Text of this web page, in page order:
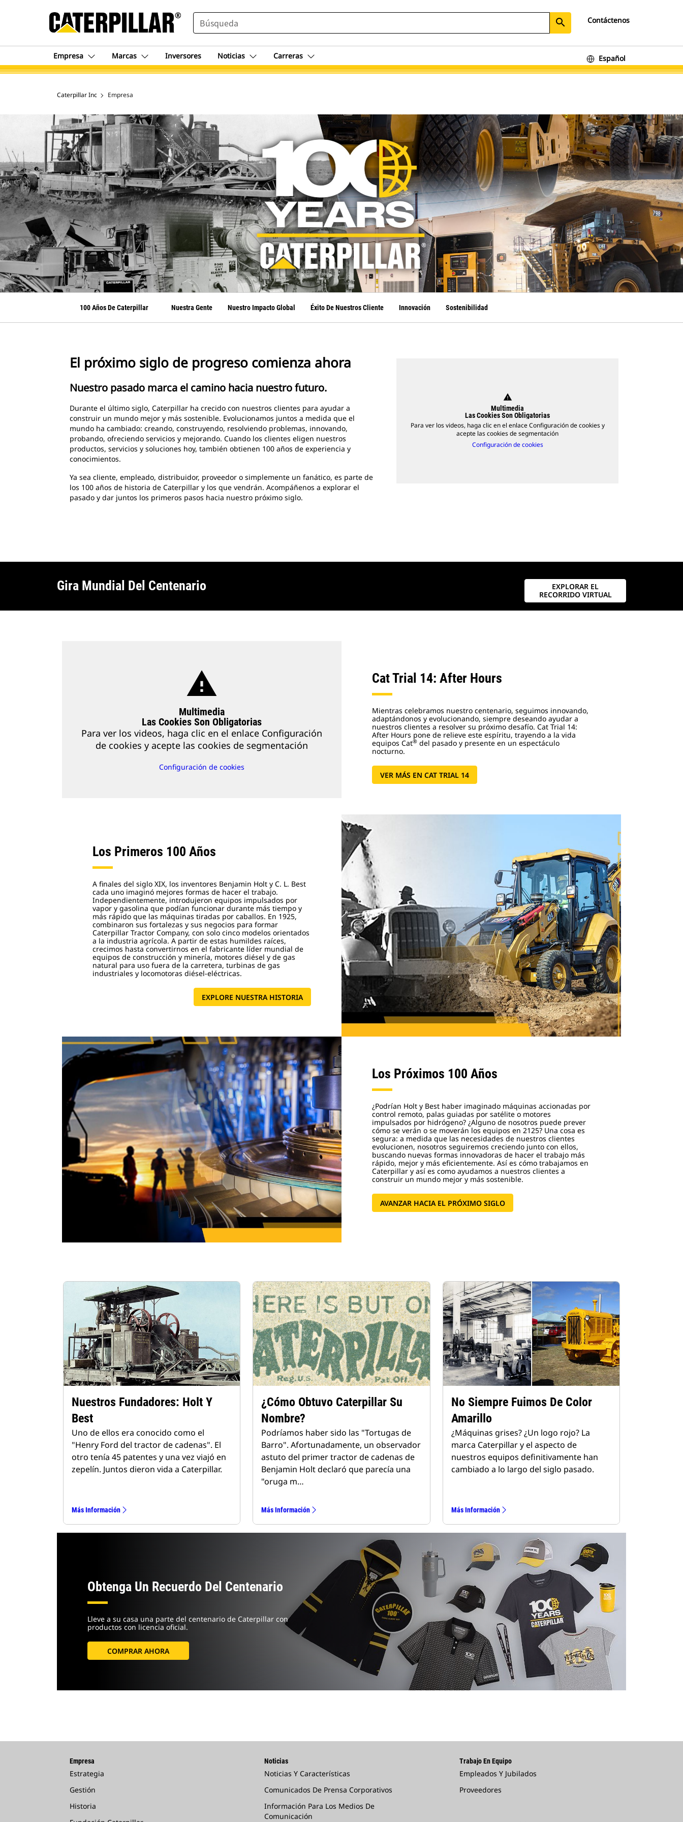
SEARCH search Contáctenos
Empresa Marcas Inversores Noticias Carreras Español
Caterpillar Inc Empresa
100 Años De Caterpillar Nuestra Gente Nuestro Impacto Global Éxito De Nuestros Cliente Innovación Sostenibilidad
El próximo siglo de progreso comienza ahora
Nuestro pasado marca el camino hacia nuestro futuro.
Durante el último siglo, Caterpillar ha crecido con nuestros clientes para ayudar a
construir un mundo mejor y más sostenible. Evolucionamos juntos a medida que el
mundo ha cambiado: creando, construyendo, resolviendo problemas, innovando,
probando, ofreciendo servicios y mejorando. Cuando los clientes eligen nuestros
productos, servicios y soluciones hoy, también obtienen 100 años de experiencia y
conocimientos.
Ya sea cliente, empleado, distribuidor, proveedor o simplemente un fanático, es parte de
los 100 años de historia de Caterpillar y los que vendrán. Acompáñenos a explorar el
pasado y dar juntos los primeros pasos hacia nuestro próximo siglo.
warning
Multimedia
Las Cookies Son Obligatorias
Para ver los videos, haga clic en el enlace Configuración de cookies y
acepte las cookies de segmentación
Configuración de cookies
Gira Mundial Del Centenario
EXPLORAR EL
RECORRIDO VIRTUAL
Cat Trial 14: After Hours
Mientras celebramos nuestro centenario, seguimos innovando,
adaptándonos y evolucionando, siempre deseando ayudar a
nuestros clientes a resolver su próximo desafío. Cat Trial 14:
After Hours pone de relieve este espíritu, trayendo a la vida
equipos Cat® del pasado y presente en un espectáculo
nocturno.
VER MÁS EN CAT TRIAL 14
warning
Multimedia
Las Cookies Son Obligatorias
Para ver los videos, haga clic en el enlace Configuración
de cookies y acepte las cookies de segmentación
Configuración de cookies
Los Primeros 100 Años
A finales del siglo XIX, los inventores Benjamin Holt y C. L. Best
cada uno imaginó mejores formas de hacer el trabajo.
Independientemente, introdujeron equipos impulsados por
vapor y gasolina que podían funcionar durante más tiempo y
más rápido que las máquinas tiradas por caballos. En 1925,
combinaron sus fortalezas y sus negocios para formar
Caterpillar Tractor Company, con solo cinco modelos orientados
a la industria agrícola. A partir de estas humildes raíces,
crecimos hasta convertirnos en el fabricante líder mundial de
equipos de construcción y minería, motores diésel y de gas
natural para uso fuera de la carretera, turbinas de gas
industriales y locomotoras diésel-eléctricas.
EXPLORE NUESTRA HISTORIA
Los Próximos 100 Años
¿Podrían Holt y Best haber imaginado máquinas accionadas por
control remoto, palas guiadas por satélite o motores
impulsados por hidrógeno? ¿Alguno de nosotros puede prever
cómo se verán o se moverán los equipos en 2125? Una cosa es
segura: a medida que las necesidades de nuestros clientes
evolucionen, nosotros seguiremos creciendo junto con ellos,
buscando nuevas formas innovadoras de hacer el trabajo más
rápido, mejor y más eficientemente. Así es cómo trabajamos en
Caterpillar y así es como ayudamos a nuestros clientes a
construir un mundo mejor y más sostenible.
AVANZAR HACIA EL PRÓXIMO SIGLO
Nuestros Fundadores: Holt Y
Best
Uno de ellos era conocido como el
"Henry Ford del tractor de cadenas". El
otro tenía 45 patentes y una vez viajó en
zepelín. Juntos dieron vida a Caterpillar.
Más Información
¿Cómo Obtuvo Caterpillar Su
Nombre?
Podríamos haber sido las "Tortugas de
Barro". Afortunadamente, un observador
astuto del primer tractor de cadenas de
Benjamin Holt declaró que parecía una
"oruga m…
Más Información
No Siempre Fuimos De Color
Amarillo
¿Máquinas grises? ¿Un logo rojo? La
marca Caterpillar y el aspecto de
nuestros equipos definitivamente han
cambiado a lo largo del siglo pasado.
Más Información
Obtenga Un Recuerdo Del Centenario
Lleve a su casa una parte del centenario de Caterpillar con
productos con licencia oficial.
COMPRAR AHORA
Empresa
Estrategia
Gestión
Historia
Noticias
Noticias Y Características
Comunicados De Prensa Corporativos
Información Para Los Medios De
Comunicación
Trabajo En Equipo
Empleados Y Jubilados
Proveedores